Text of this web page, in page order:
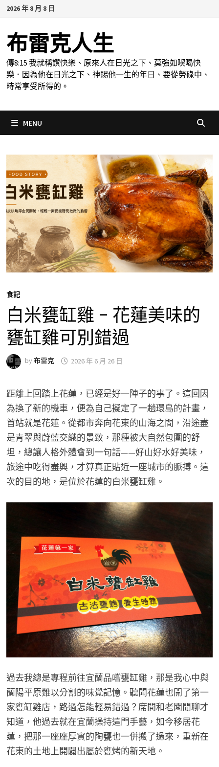
Skip
content
2026 年 8 月 8 日
布雷克人生
傳8:15 我就稱讚快樂、原來人在日光之下、莫強如喫喝快
樂．因為他在日光之下、神賜他一生的年日、要從勞碌中、
時常享受所得的。
MENU
食記
白米甕缸雞 – 花蓮美味的
甕缸雞可別錯過
by 布雷克 2026 年 6 月 26 日
距離上回踏上花蓮，已經是好一陣子的事了。這回因
為換了新的機車，便為自己擬定了一趟環島的計畫，
首站就是花蓮。從都市奔向花東的山海之間，沿途盡
是青翠與蔚藍交織的景致，那種被大自然包圍的舒
坦，總讓人格外體會到一句話——好山好水好美味，
旅途中吃得盡興，才算真正貼近一座城市的脈搏。這
次的目的地，是位於花蓮的白米甕缸雞。
過去我總是專程前往宜蘭品嚐甕缸雞，那是我心中與
蘭陽平原難以分割的味覺記憶。聽聞花蓮也開了第一
家甕缸雞店，路過怎能輕易錯過？席間和老闆閒聊才
知道，他過去就在宜蘭操持這門手藝，如今移居花
蓮，把那一座座厚實的陶甕也一併搬了過來，重新在
花東的土地上開闢出屬於甕烤的新天地。